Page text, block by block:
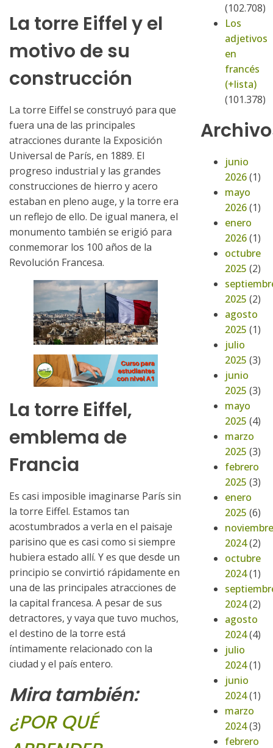
La torre Eiffel y el
motivo de su
construcción
La torre Eiffel se construyó para que
fuera una de las principales
atracciones durante la Exposición
Universal de París, en 1889. El
progreso industrial y las grandes
construcciones de hierro y acero
estaban en pleno auge, y la torre era
un reflejo de ello. De igual manera, el
monumento también se erigió para
conmemorar los 100 años de la
Revolución Francesa.
La torre Eiffel,
emblema de
Francia
Es casi imposible imaginarse París sin
la torre Eiffel. Estamos tan
acostumbrados a verla en el paisaje
parisino que es casi como si siempre
hubiera estado allí. Y es que desde un
principio se convirtió rápidamente en
una de las principales atracciones de
la capital francesa. A pesar de sus
detractores, y vaya que tuvo muchos,
el destino de la torre está
íntimamente relacionado con la
ciudad y el país entero.
Mira también:
¿POR QUÉ
(102.708)
Los
adjetivos
en
francés
(+lista)
(101.378)
junio
2026(1)
mayo
2026(1)
enero
2026(1)
octubre
2025 (2)
2025 (2)
agosto
2025 (1)
julio
2025 (3)
junio
2025 (3)
mayo
2025 (4)
marzo
2025 (3)
febrero
2025 (3)
enero
2025 (6)
noviembre
2024(2)
octubre
2024(1)
2024(2)
agosto
2024(4)
julio
2024(1)
junio
2024(1)
marzo
2024(3)
febrero